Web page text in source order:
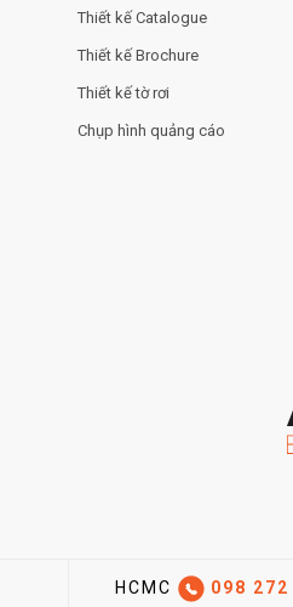
Thiết kế Catalogue
Thiết kế Brochure
Thiết kế tờ rơi
Chụp hình quảng cáo
HCMC 098 272